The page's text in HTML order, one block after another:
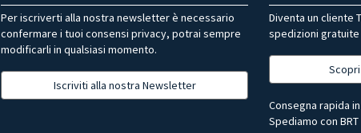
Per iscriverti alla nostra newsletter è necessario
confermare i tuoi consensi privacy, potrai sempre
modificarli in qualsiasi momento.
Iscriviti alla nostra Newsletter
Diventa un cliente
spedizioni
Consegna rapida
Spediamo con